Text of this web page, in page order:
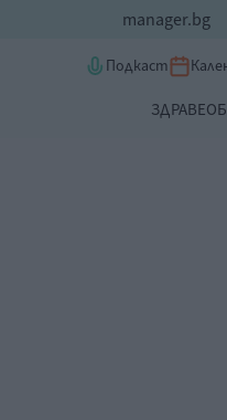
manager.bg
Подкаст
ЗДРАВЕ